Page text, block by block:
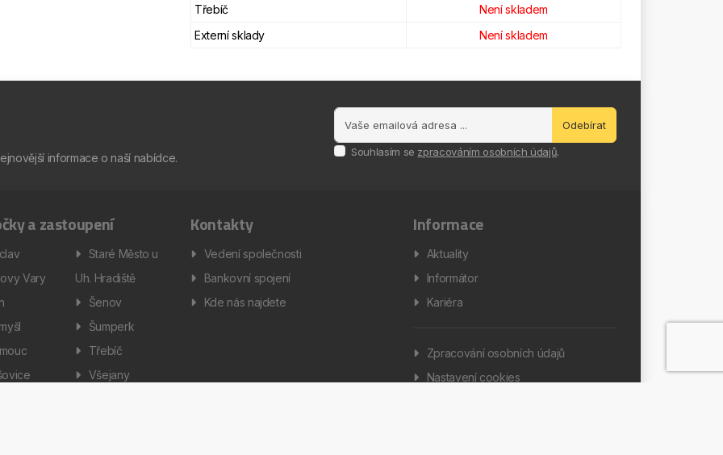
Třebíč
Není skladem
Externí sklady
Není skladem
informace o naší nabídce.
Odebírat
Souhlasím se zpracováním osobních údajů.
a zastoupení
Vary
Staré Město u
Uh. Hradiště
Šenov
Šumperk
Třebíč
Všejany
Kontakty
Vedení společnosti
Bankovní spojení
Kde nás najdete
Informace
Aktuality
Informátor
Kariéra
Zpracování osobních údajů
Nastavení cookies